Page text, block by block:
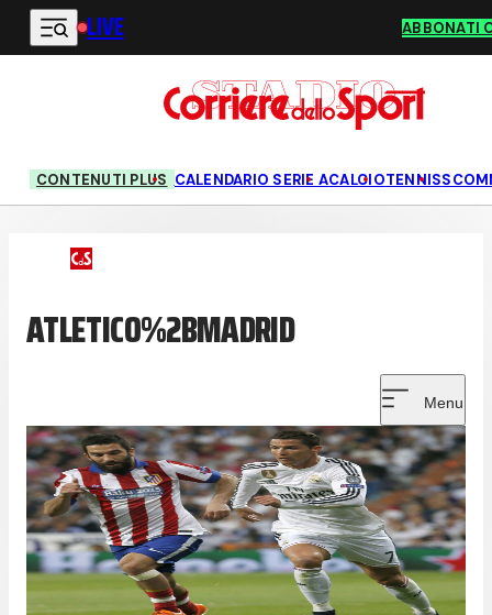
Vai al contenuto principale
LIVE ABBONATI
CONTENUTI PLUS CALENDARIO SERIE ACALCIOTENNIS
ATLETICO%2BMADRID
Menu